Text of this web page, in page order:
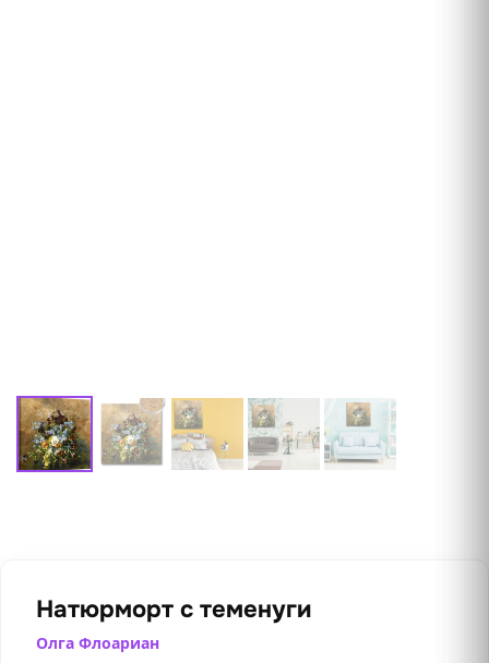
Натюрморт с теменуги
Олга Флоариан